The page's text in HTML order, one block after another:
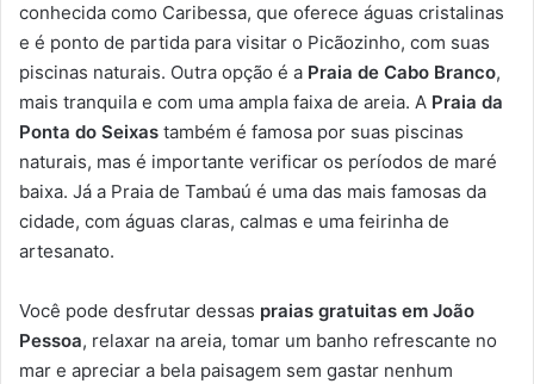
conhecida como Caribessa, que oferece águas cristalinas
e é ponto de partida para visitar o Picãozinho, com suas
piscinas naturais. Outra opção é a Praia de Cabo Branco,
mais tranquila e com uma ampla faixa de areia. A Praia da
Ponta do Seixas também é famosa por suas piscinas
naturais, mas é importante verificar os períodos de maré
baixa. Já a Praia de Tambaú é uma das mais famosas da
cidade, com águas claras, calmas e uma feirinha de
artesanato.
Você pode desfrutar dessas praias gratuitas em João
Pessoa, relaxar na areia, tomar um banho refrescante no
mar e apreciar a bela paisagem sem gastar nenhum